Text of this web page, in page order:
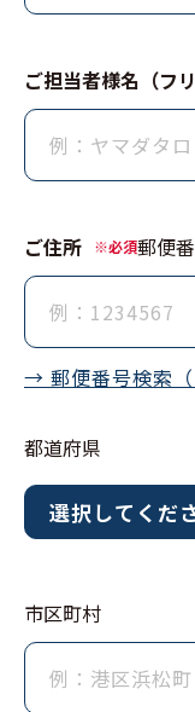
ご担当者様名（フリ
ご住所 ※必須郵便
→ 郵便番号検索（
都道府県
市区町村